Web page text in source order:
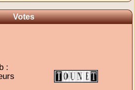
Votes